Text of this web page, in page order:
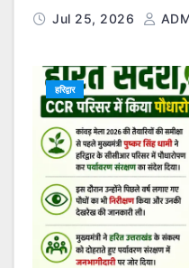
Jul 25, 2026
हरिद्वार